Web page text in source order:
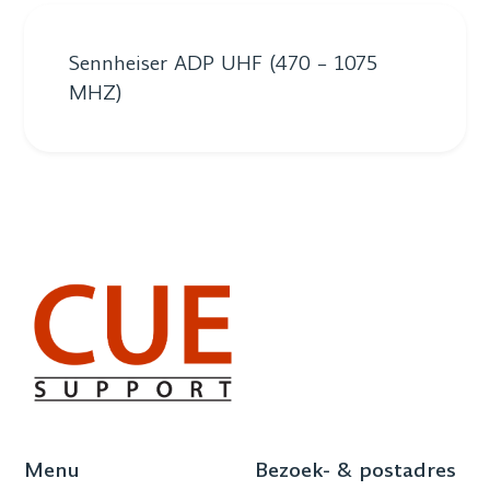
Sennheiser ADP UHF (470 – 1075
MHZ)
Menu Bezoek- & postadres